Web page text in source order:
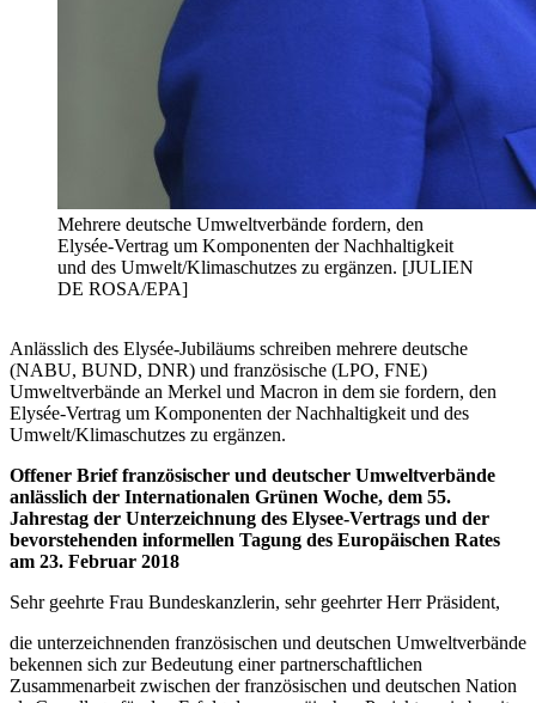
Mehrere deutsche Umweltverbände fordern, den
Elysée-Vertrag um Komponenten der Nachhaltigkeit
und des Umwelt/Klimaschutzes zu ergänzen. [JULIEN
DE ROSA/EPA]
Anlässlich des Elysée-Jubiläums schreiben mehrere deutsche
(NABU, BUND, DNR) und französische (LPO, FNE)
Umweltverbände an Merkel und Macron in dem sie fordern, den
Elysée-Vertrag um Komponenten der Nachhaltigkeit und des
Umwelt/Klimaschutzes zu ergänzen.
Offener Brief französischer und deutscher Umweltverbände
anlässlich der Internationalen Grünen Woche, dem 55.
Jahrestag der Unterzeichnung des Elysee-Vertrags und der
bevorstehenden informellen Tagung des Europäischen Rates
am 23. Februar 2018
Sehr geehrte Frau Bundeskanzlerin, sehr geehrter Herr Präsident,
die unterzeichnenden französischen und deutschen Umweltverbände
bekennen sich zur Bedeutung einer partnerschaftlichen
Zusammenarbeit zwischen der französischen und deutschen Nation